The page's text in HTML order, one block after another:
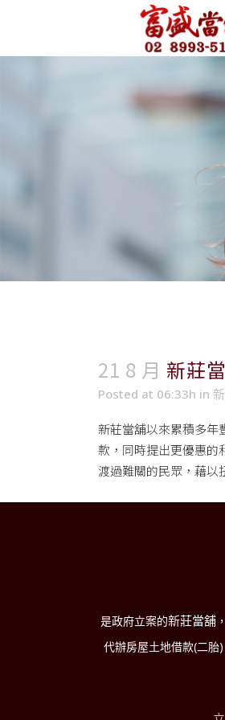
21 8 月 新莊
Posted at 06:33h in
新莊當舖以來累積多年
款，同時提出更優惠的
渡過難關的民眾，藉以
是政府立案的新莊當舖
代辦房屋土地借款(二胎